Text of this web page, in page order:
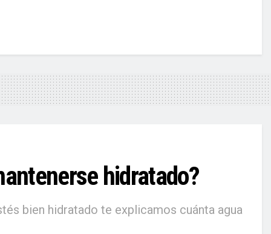
hidratado?
bien hidratado te explicamos cuánta agua